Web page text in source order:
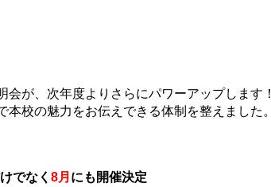
が、次年度よりさらにパワーアップします！
校の魅力をお伝えできる体制を整えました。
でなく 8月 にも開催決定